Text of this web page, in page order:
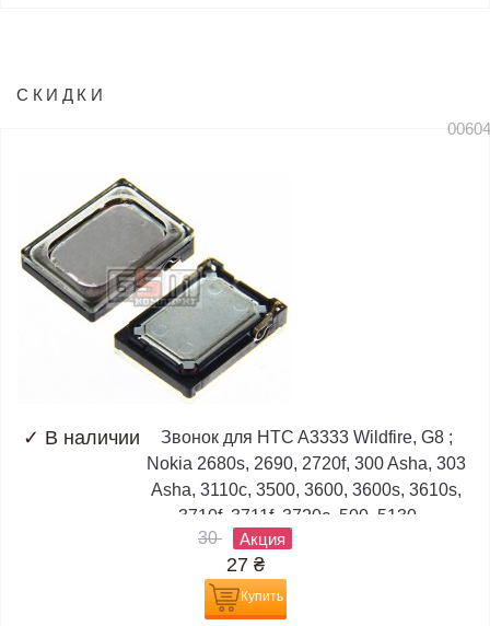
СКИДКИ
✓ В наличии
Звонок для HTC A3333 Wildfire, G8 ;
Nokia 2680s, 2690, 2720f, 300 Asha, 303
Asha, 3110c, 3500, 3600, 3600s, 3610s,
3710f, 3711f, 3720c, 500, 5130,...
30
Акция
27 ₴
Купить